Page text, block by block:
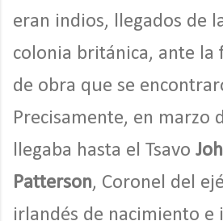
eran indios, llegados de
colonia británica, ante la
de obra que se
Precisamente, en marzo
llegaba hasta el Tsavo
Patterson, Coronel del
irlandés de nacimiento e